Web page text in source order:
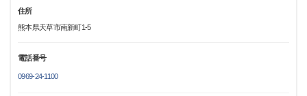
住所
熊本県天草市南新町1-5
電話番号
0969-24-1100